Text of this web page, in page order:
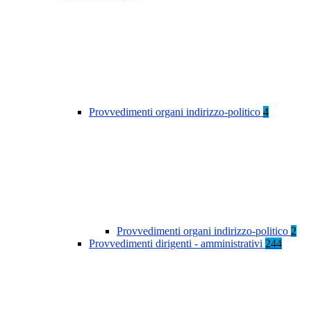
Provvedimenti organi indirizzo-politico 4
Provvedimenti organi indirizzo-politico 2
Provvedimenti dirigenti - amministrativi 244